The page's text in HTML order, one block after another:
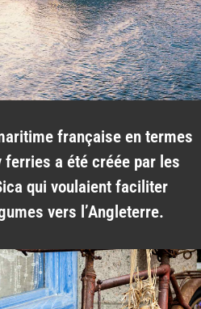
française en termes
ferries a été créée par les
qui voulaient faciliter
vers l’Angleterre.